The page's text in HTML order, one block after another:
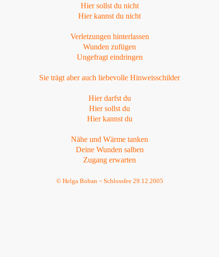
Hier sollst du nicht
Hier kannst du nicht
Verletzungen hinterlassen
Wunden zufügen
Ungefragt eindringen
Sie trägt aber auch liebevolle Hinweisschilder
Hier darfst du
Hier sollst du
Hier kannst du
Nähe und Wärme tanken
Deine Wunden salben
Zugang erwarten
© Helga Boban ~ Schlossfee 29.12.2005